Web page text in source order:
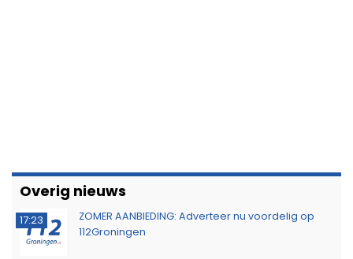
Overig nieuws
17:23
ZOMER AANBIEDING: Adverteer nu voordelig op
112Groningen